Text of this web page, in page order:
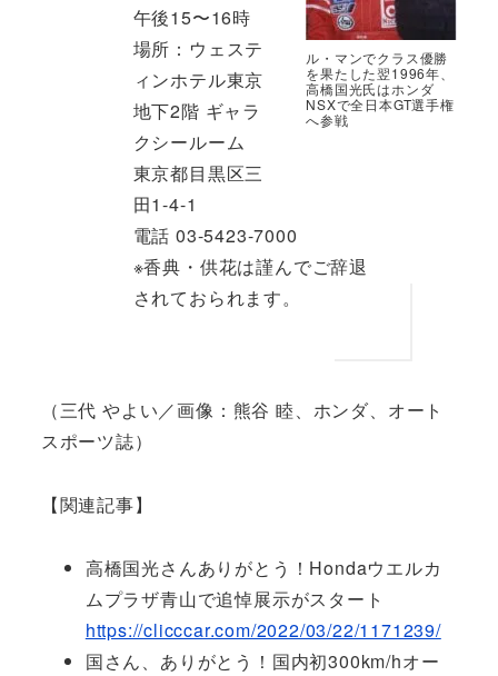
ル・マンでクラス優勝
を果たした翌1996年、
高橋国光氏はホンダ
NSXで全日本GT選手権
へ参戦
午後15〜16時
場所：ウェステ
ィンホテル東京
地下2階 ギャラ
クシールーム
東京都目黒区三
田1-4-1
電話 03-5423-7000
※香典・供花は謹んでご辞退
されておられます。
（三代 やよい／画像：熊谷 睦、ホンダ、オート
スポーツ誌）
【関連記事】
高橋国光さんありがとう！Hondaウエルカ
ムプラザ青山で追悼展示がスタート
https://clicccar.com/2022/03/22/1171239/
国さん、ありがとう！国内初300km/hオー